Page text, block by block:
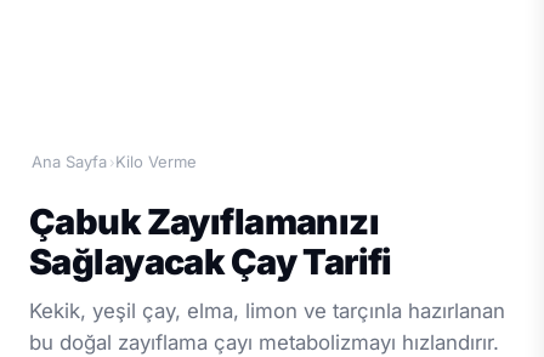
Ana Sayfa ›Kilo Verme
Çabuk Zayıflamanızı
Sağlayacak Çay Tarifi
Kekik, yeşil çay, elma, limon ve tarçınla hazırlanan
bu doğal zayıflama çayı metabolizmayı hızlandırır.